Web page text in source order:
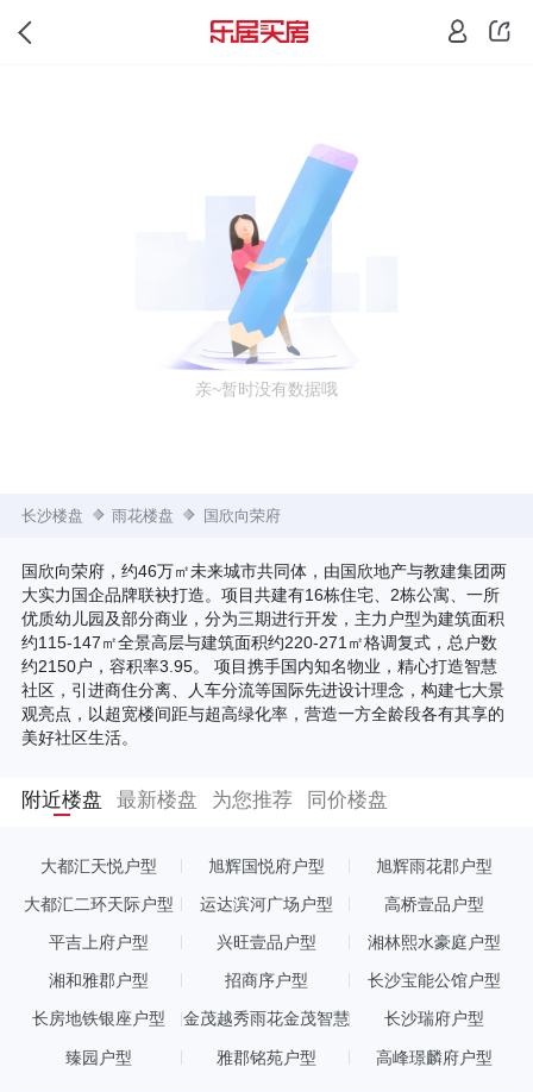
亲~暂时没有数据哦
长沙楼盘 雨花楼盘 国欣向荣府
国欣向荣府，约46万㎡未来城市共同体，由国欣地产与教建集团两
大实力国企品牌联袂打造。项目共建有16栋住宅、2栋公寓、一所
优质幼儿园及部分商业，分为三期进行开发，主力户型为建筑面积
约115-147㎡全景高层与建筑面积约220-271㎡格调复式，总户数
约2150户，容积率3.95。 项目携手国内知名物业，精心打造智慧
社区，引进商住分离、人车分流等国际先进设计理念，构建七大景
观亮点，以超宽楼间距与超高绿化率，营造一方全龄段各有其享的
美好社区生活。
附近楼盘 最新楼盘 为您推荐 同价楼盘
大都汇天悦户型 旭辉国悦府户型 旭辉雨花郡户型
大都汇二环天际户型 运达滨河广场户型 高桥壹品户型
平吉上府户型 兴旺壹品户型 湘林熙水豪庭户型
湘和雅郡户型 招商序户型 长沙宝能公馆户型
长房地铁银座户型
金茂越秀雨花金茂智慧
长沙瑞府户型
臻园户型 雅郡铭苑户型 高峰璟麟府户型